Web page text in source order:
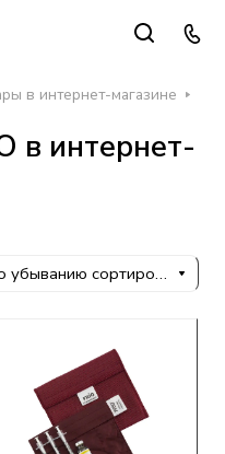
в интернет-магазине
в интернет-
По убыванию сортировки